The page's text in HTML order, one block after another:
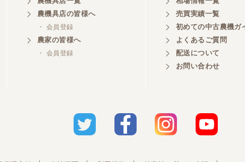
農機具店の皆様へ
・ 会員登録
農家の皆様へ
・ 会員登録
売買実績一覧
初めての中古農機ガ
よくあるご質問
配送について
お問い合わせ